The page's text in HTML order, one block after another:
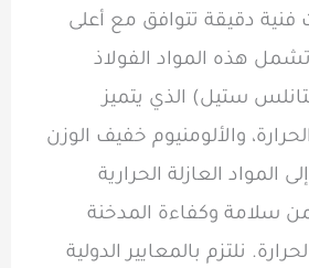
دقيقة تتوافق مع أعلى
تشمل هذه المواد الفولاذ
ستيل) الذي يتميز
والألومنيوم خفيف الوزن
المواد العازلة الحرارية
سلامة وكفاءة المدخنة
نلتزم بالمعايير الدولية